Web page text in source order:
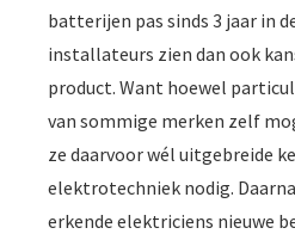
batterijen pas sinds 3 jaar in
installateurs zien dan ook
product. Want hoewel
van sommige merken zelf
ze daarvoor wél uitgebreide
elektrotechniek nodig.
erkende elektriciens nieuwe